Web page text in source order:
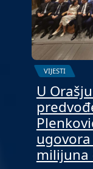
VIJESTI
U
milijuna